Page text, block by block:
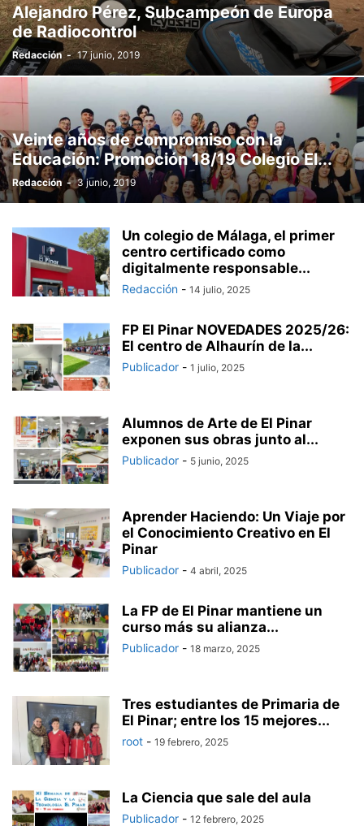
Alejandro Pérez, Subcampeón de Europa
de Radiocontrol
Redacción - 17 junio, 2019
Veinte años de compromiso con la
Educación: Promoción 18/19 Colegio El...
Redacción - 3 junio, 2019
Un colegio de Málaga, el primer
centro certificado como
digitalmente responsable...
Redacción - 14 julio, 2025
FP El Pinar NOVEDADES 2025/26:
El centro de Alhaurín de la...
Publicador - 1 julio, 2025
Alumnos de Arte de El Pinar
exponen sus obras junto al...
Publicador - 5 junio, 2025
Aprender Haciendo: Un Viaje por
el Conocimiento Creativo en El
Pinar
Publicador - 4 abril, 2025
La FP de El Pinar mantiene un
curso más su alianza...
Publicador - 18 marzo, 2025
Tres estudiantes de Primaria de
El Pinar; entre los 15 mejores...
root - 19 febrero, 2025
La Ciencia que sale del aula
Publicador - 12 febrero, 2025